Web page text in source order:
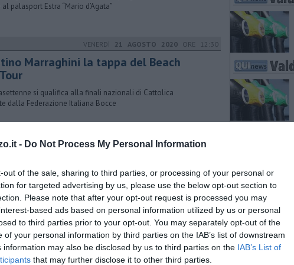
- Do Not Process My Personal Information
out of the sale, sharing to third parties, or processing of your personal or
for targeted advertising by us, please use the below opt-out section to
Please note that after your opt-out request is processed you may
based ads based on personal information utilized by us or personal
to third parties prior to your opt-out. You may separately opt-out of the
of your personal information by third parties on the IAB’s list of downstream
information may also be disclosed by us to third parties on the IAB’s List of
that may further disclose it to other third parties.
palasport Estra “Mario d’Agata”
VENERDÌ 21 AGOSTO 2020 ORE 12:30
Marraghini la tappa del Beach
si qualifica alla finali nazionali di Cattolica
dalla Federazione Italiana Bocce
SABATO29 MAGGIO 2021 ORE 14:00
di andata, l'ACF Arezzo vinse contro le laziali. Domani il
SABATO14 MAGGIO 2022ORE 22:00
all'Elba, omaggio a Giuseppe Pietri